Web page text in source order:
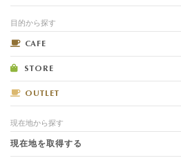
目的から探す
CAFE
STORE
OUTLET
現在地から探す
現在地を取得する